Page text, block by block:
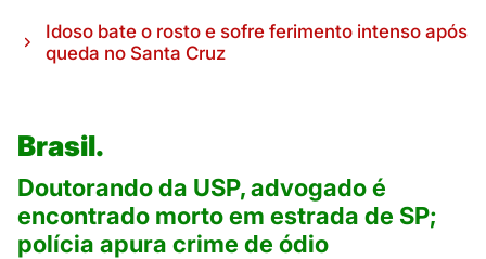
Idoso bate o rosto e sofre ferimento intenso após
queda no Santa Cruz
Brasil.
Doutorando da USP, advogado é
encontrado morto em estrada de SP;
polícia apura crime de ódio